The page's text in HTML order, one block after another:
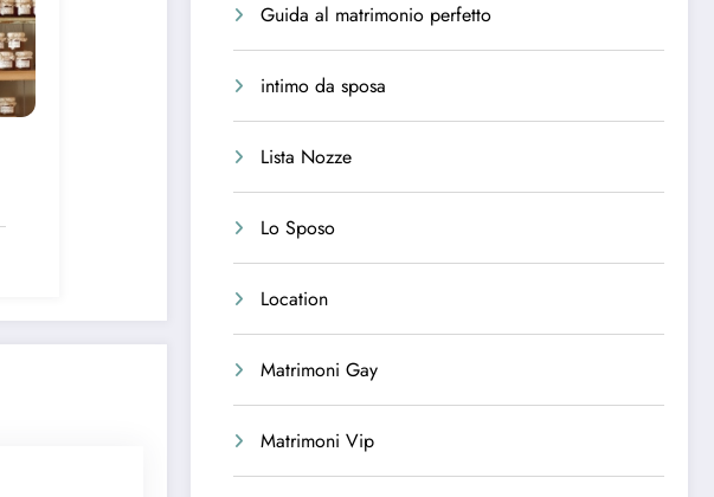
Guida al matrimonio perfetto
intimo da sposa
Lista Nozze
Lo Sposo
Location
Matrimoni Gay
Matrimoni Vip